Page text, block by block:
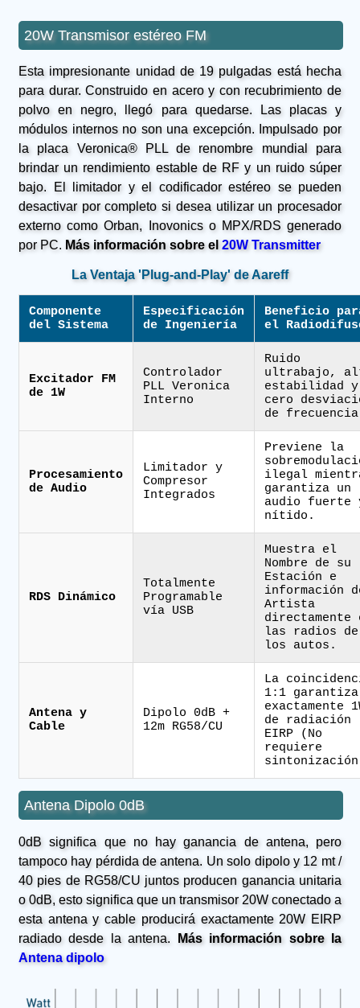
20W Transmisor estéreo FM
Esta impresionante unidad de 19 pulgadas está hecha
para durar. Construido en acero y con recubrimiento de
polvo en negro, llegó para quedarse. Las placas y
módulos internos no son una excepción. Impulsado por
la placa Veronica® PLL de renombre mundial para
brindar un rendimiento estable de RF y un ruido súper
bajo. El limitador y el codificador estéreo se pueden
desactivar por completo si desea utilizar un procesador
externo como Orban, Inovonics o MPX/RDS generado
por PC. Más información sobre el 20W Transmitter
La Ventaja 'Plug-and-Play' de Aareff
Componente
del Sistema
Especificación
de Ingeniería
Beneficio
el
Excitador FM
de 1W
Controlador
PLL Veronica
Interno
Ruido
ultrabajo,
estabilidad y
cero
de
Procesamiento
de Audio
Limitador y
Compresor
Integrados
Previene la
ilegal
garantiza un
audio fuerte
nítido.
RDS Dinámico
Totalmente
Programable
vía USB
Muestra el
Nombre de su
Estación e
información
Artista
directamente
las radios de
los autos.
Antena y
Cable
Dipolo 0dB +
12m RG58/CU
La
1:1 garantiza
exactamente
de radiación
EIRP (No
requiere
Antena Dipolo 0dB
0dB significa que no hay ganancia de antena, pero
tampoco hay pérdida de antena. Un solo dipolo y 12 mt /
40 pies de RG58/CU juntos producen ganancia unitaria
o 0dB, esto significa que un transmisor 20W conectado a
esta antena y cable producirá exactamente 20W EIRP
radiado desde la antena.
Más información sobre la
Antena dipolo